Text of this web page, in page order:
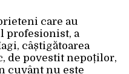
care au
profesionist, a
câștigătoarea
de povestit nepoților,
cuvânt nu este